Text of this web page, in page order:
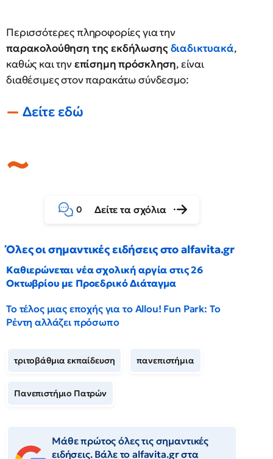
Περισσότερες πληροφορίες για την
παρακολούθηση της εκδήλωσηςδιαδικτυακά,
καθώς και τηνεπίσημη πρόσκληση, είναι
διαθέσιμες στον παρακάτω σύνδεσμο:
Δείτε εδώ
0 Δείτε τα σχόλια
Όλες οι σημαντικές ειδήσεις στο alfavita.gr
Καθιερώνεται νέα σχολική αργία στις 26
Οκτωβρίου με Προεδρικό Διάταγμα
Το τέλος μιας εποχής για το Allou! Fun Park: Το
Ρέντη αλλάζει πρόσωπο
τριτοβάθμια εκπαίδευση πανεπιστήμια
Πανεπιστήμιο Πατρών
Μάθε πρώτος όλες τις σημαντικές
ειδήσεις. Βάλε το alfavita.gr στα